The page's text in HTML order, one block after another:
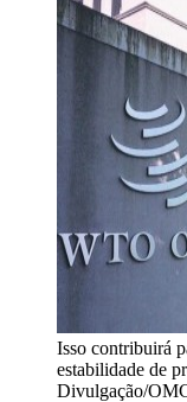
Isso contribuirá
estabilidade de
Divulgação/